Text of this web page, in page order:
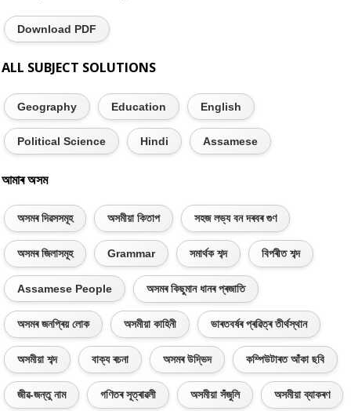
Download PDF
ALL SUBJECT SOLUTIONS
Geography Education English
Political Science Hindi Assamese
আমাৰ অসম
অসমৰ দিৱসসমূহ অসমীয়া কিতাপ সহজ লভ্য বন দৰবৰ গুণ
অসমৰ জিলাসমূহ Grammar সমাৰ্থক শব্দ বিপৰীত শব্দ
Assamese People অসমৰ কিছুমান ধানৰ প্ৰজাতি
অসমৰ জনপ্ৰিয় লোক অসমীয়া কাহিনী ভাৰতবৰ্ষৰ প্ৰৱিত্ৰ তীৰ্থস্থান
অসমীয়া শব্দ বাক্য ৰচনা অসমৰ উদ্ভিদ কম্পিউটাৰত আঁকা ছবি
জীৱ-জন্তু নাম গণিতৰ সূত্ৰাৱলী অসমীয়া সঁজুলি অসমীয়া ব্যাকৰণ